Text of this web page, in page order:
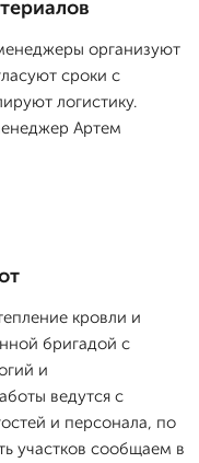
организуют
сроки с
логистику.
Артем
кровли и
бригадой с
и
ведутся с
и персонала, по
участков сообщаем в